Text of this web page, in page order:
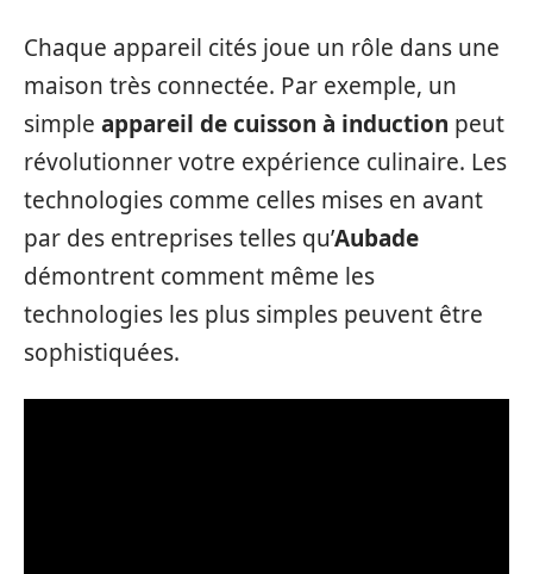
Chaque appareil cités joue un rôle dans une
maison très connectée. Par exemple, un
simple appareil de cuisson à induction peut
révolutionner votre expérience culinaire. Les
technologies comme celles mises en avant
par des entreprises telles qu’Aubade
démontrent comment même les
technologies les plus simples peuvent être
sophistiquées.